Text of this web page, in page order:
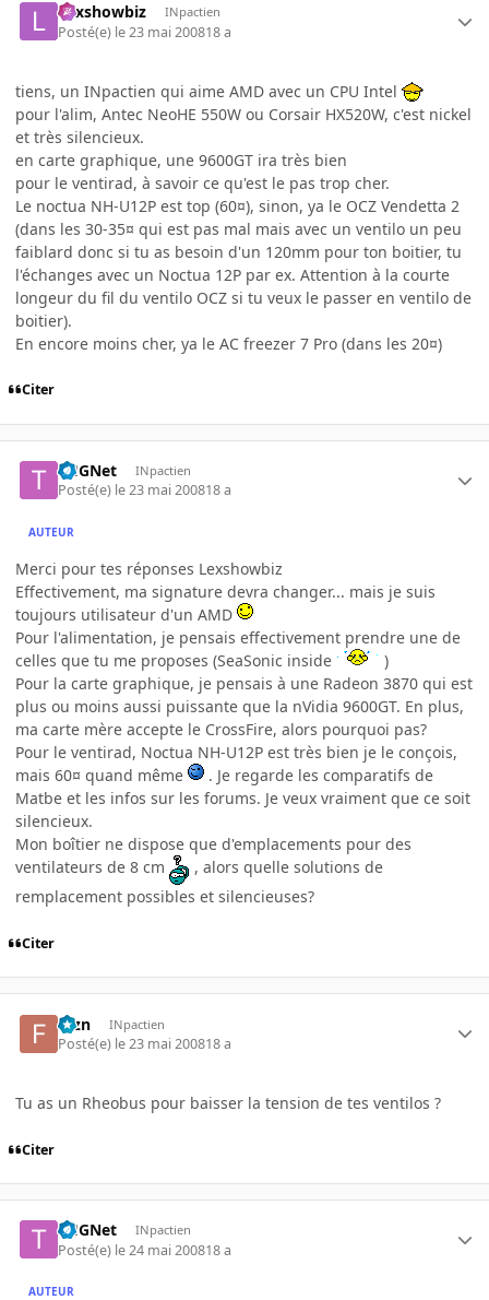
Lexshowbiz INpactien
Posté(e) le 23 mai 200818 a
tiens, un INpactien qui aime AMD avec un CPU Intel
pour l'alim, Antec NeoHE 550W ou Corsair HX520W, c'est nickel
et très silencieux.
en carte graphique, une 9600GT ira très bien
pour le ventirad, à savoir ce qu'est le pas trop cher.
Le noctua NH-U12P est top (60¤), sinon, ya le OCZ Vendetta 2
(dans les 30-35¤ qui est pas mal mais avec un ventilo un peu
faiblard donc si tu as besoin d'un 120mm pour ton boitier, tu
l'échanges avec un Noctua 12P par ex. Attention à la courte
longeur du fil du ventilo OCZ si tu veux le passer en ventilo de
boitier).
En encore moins cher, ya le AC freezer 7 Pro (dans les 20¤)
Citer
THGNet INpactien
Posté(e) le 23 mai 200818 a
AUTEUR
Merci pour tes réponses Lexshowbiz
Effectivement, ma signature devra changer... mais je suis
toujours utilisateur d'un AMD
Pour l'alimentation, je pensais effectivement prendre une de
celles que tu me proposes (SeaSonic inside
)
Pour la carte graphique, je pensais à une Radeon 3870 qui est
plus ou moins aussi puissante que la nVidia 9600GT. En plus,
ma carte mère accepte le CrossFire, alors pourquoi pas?
Pour le ventirad, Noctua NH-U12P est très bien je le conçois,
mais 60¤ quand même
. Je regarde les comparatifs de
Matbe et les infos sur les forums. Je veux vraiment que ce soit
silencieux.
Mon boîtier ne dispose que d'emplacements pour des
ventilateurs de 8 cm
, alors quelle solutions de
remplacement possibles et silencieuses?
Citer
fbzn INpactien
Posté(e) le 23 mai 200818 a
Tu as un Rheobus pour baisser la tension de tes ventilos ?
Citer
THGNet INpactien
Posté(e) le 24 mai 200818 a
AUTEUR